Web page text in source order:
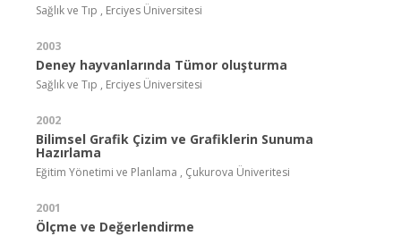
Sağlık ve Tıp , Erciyes Üniversitesi
2003
Deney hayvanlarında Tümor oluşturma
Sağlık ve Tıp , Erciyes Üniversitesi
2002
Bilimsel Grafik Çizim ve Grafiklerin Sunuma
Hazırlama
Eğitim Yönetimi ve Planlama , Çukurova Üniveritesi
2001
Ölçme ve Değerlendirme